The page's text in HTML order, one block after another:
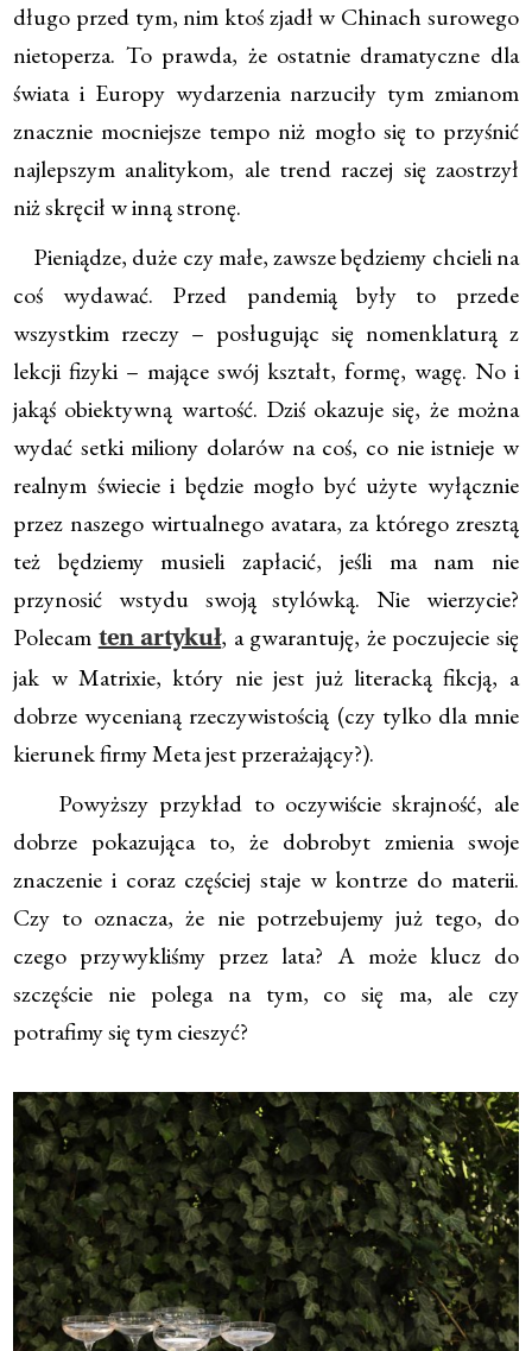
długo przed tym, nim ktoś zjadł w Chinach surowego
nietoperza. To prawda, że ostatnie dramatyczne dla
świata i Europy wydarzenia narzuciły tym zmianom
znacznie mocniejsze tempo niż mogło się to przyśnić
najlepszym analitykom, ale trend raczej się zaostrzył
niż skręcił w inną stronę.
Pieniądze, duże czy małe, zawsze będziemy chcieli na
coś wydawać. Przed pandemią były to przede
wszystkim rzeczy – posługując się nomenklaturą z
lekcji fizyki – mające swój kształt, formę, wagę. No i
jakąś obiektywną wartość. Dziś okazuje się, że można
wydać setki miliony dolarów na coś, co nie istnieje w
realnym świecie i będzie mogło być użyte wyłącznie
przez naszego wirtualnego avatara, za którego zresztą
też będziemy musieli zapłacić, jeśli ma nam nie
przynosić wstydu swoją stylówką. Nie wierzycie?
Polecam ten artykuł, a gwarantuję, że poczujecie się
jak w Matrixie, który nie jest już literacką fikcją, a
dobrze wycenianą rzeczywistością (czy tylko dla mnie
kierunek firmy Meta jest przerażający?).
Powyższy przykład to oczywiście skrajność, ale
dobrze pokazująca to, że dobrobyt zmienia swoje
znaczenie i coraz częściej staje w kontrze do materii.
Czy to oznacza, że nie potrzebujemy już tego, do
czego przywykliśmy przez lata? A może klucz do
szczęście nie polega na tym, co się ma, ale czy
potrafimy się tym cieszyć?